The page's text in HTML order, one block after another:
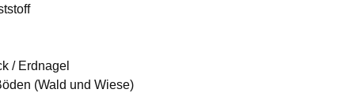
/ Erdnagel
(Wald und Wiese)